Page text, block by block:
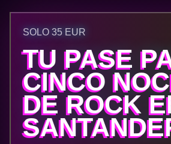
SOLO 35 EUR
TU PASE
CINCO
DE ROCK